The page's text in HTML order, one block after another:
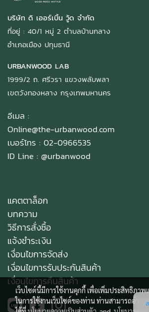
บริษัท ดิ เออร์เบิ้น วู้ด จำกัด
ที่อยู่ : 40/1 หมู่ 2 ตำบลบ้านกลาง
อำเภอเมือง ปทุมธานี
URBANWOOD LAB
1999/2 ถ. ศรีวรา แขวงพลับพลา
เขตวังทองหลาง กรุงเทพมหานคร
อีเมล :
Online@the-urbanwood.com
เบอร์โทร : 02-0966535
ID Line : @urbanwood
แคตตาล็อก
บทความ
วิธีการสั่งซื้อ
แจ้งชำระเงิน
เงื่อนไขการจัดส่ง
เงื่อนไขการรับประกันสินค้า
เงื่อนไขการคืนสินค้า
เว็บไซต์นี้มีการใช้งานคุกกี้ เพื่อเพิ่มประสิทธิภา
ในการใช้งานเว็บไซต์ของท่าน ท่านสามารถอ่านร